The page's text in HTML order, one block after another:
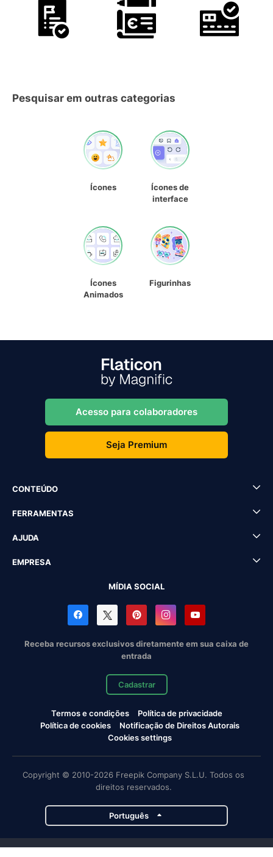
Pesquisar em outras categorias
Ícones
Ícones de
interface
Ícones
Animados
Figurinhas
Acesso para colaboradores
Seja Premium
CONTEÚDO
FERRAMENTAS
AJUDA
EMPRESA
MÍDIA SOCIAL
Receba recursos exclusivos diretamente em sua caixa de
entrada
Cadastrar
Termos e condições
Política de privacidade
Política de cookies
Notificação de Direitos Autorais
Cookies settings
Copyright © 2010-2026 Freepik Company S.L.U. Todos os
direitos reservados.
Português